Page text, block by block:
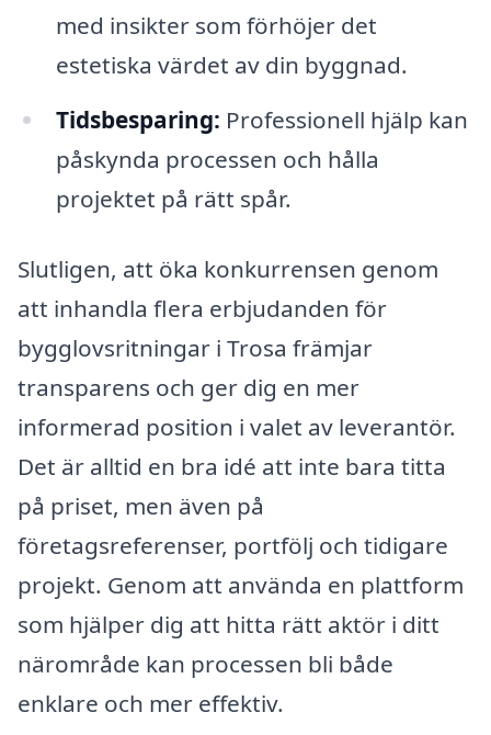
med insikter som förhöjer det
estetiska värdet av din byggnad.
Tidsbesparing: Professionell hjälp kan
påskynda processen och hålla
projektet på rätt spår.
Slutligen, att öka konkurrensen genom
att inhandla flera erbjudanden för
bygglovsritningar i Trosa främjar
transparens och ger dig en mer
informerad position i valet av leverantör.
Det är alltid en bra idé att inte bara titta
på priset, men även på
företagsreferenser, portfölj och tidigare
projekt. Genom att använda en plattform
som hjälper dig att hitta rätt aktör i ditt
närområde kan processen bli både
enklare och mer effektiv.